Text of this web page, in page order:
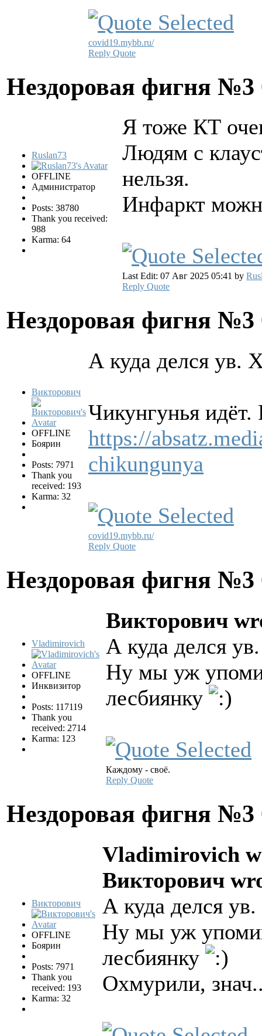
covid19.mybb.ru/
Reply Quote
Нездоровая фигня №3
Ruslan73
OFFLINE
Администратор
Posts: 38780
Thank you received:
988
Karma: 64
Я тоже КТ
Людям с
нельзя.
Инфаркт
Last Edit: 07 Авг 2025 05:41 by
Reply Quote
Нездоровая фигня №3
Викторович
OFFLINE
Боярин
Posts: 7971
Thank you
received: 193
Karma: 32
А куда делся ув.
Чикунгунья
https://
chikungunya
covid19.mybb.ru/
Reply Quote
Нездоровая фигня №3
Vladimirovich
OFFLINE
Инквизитор
Posts: 117119
Thank you
received: 2714
Karma: 123
Викторович
А куда делся
Ну мы уж
лесбиянку
Каждому - своё.
Reply Quote
Нездоровая фигня №3
Викторович
OFFLINE
Боярин
Posts: 7971
Thank you
received: 193
Karma: 32
Vladimirovich
Викторович
А куда делся
Ну мы уж
лесбиянку
Охмурили,